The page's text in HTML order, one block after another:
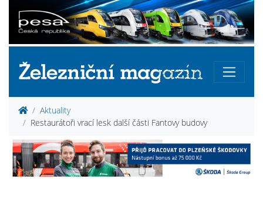
Aktuality
Restaurátoři vrací lesk další části Fantovy budovy